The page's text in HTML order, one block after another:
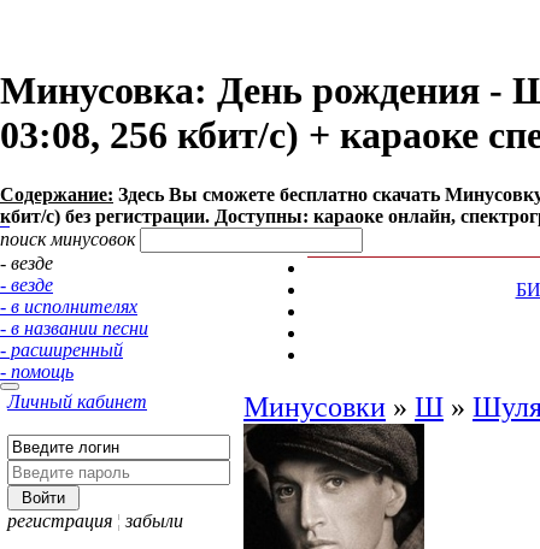
Минусовка: День рождения -
03:08, 256 кбит/с) + караоке
Содержание: Здесь Вы сможете бесплатно cкачать
кбит/с) без регистрации. Доступны: караоке онлайн,
поиск минусовок
- везде
- везде
- в исполнителях
- в названии песни
- расширенный
- помощь
Личный кабинет
регистрация ¦ забыли
Минусовки » Ш »